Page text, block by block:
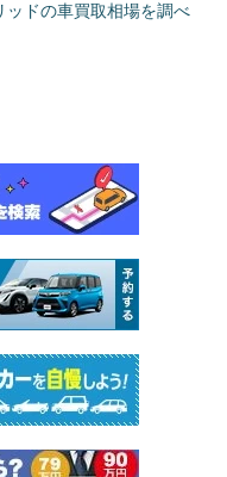
ッドの車買取相場を調べ